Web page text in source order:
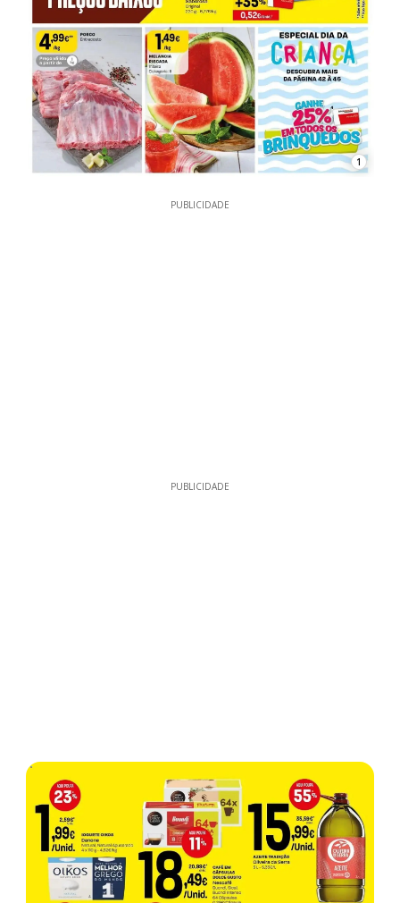
1
PUBLICIDADE
PUBLICIDADE